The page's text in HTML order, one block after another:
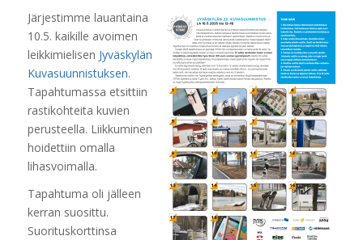
Järjestimme lauantaina
10.5. kaikille avoimen
leikkimielisen Jyväskylän
Kuvasuunnistuksen.
Tapahtumassa etsittiin
rastikohteita kuvien
perusteella. Liikkuminen
hoidettiin omalla
lihasvoimalla.
Tapahtuma oli jälleen
kerran suosittu.
Suorituskorttinsa